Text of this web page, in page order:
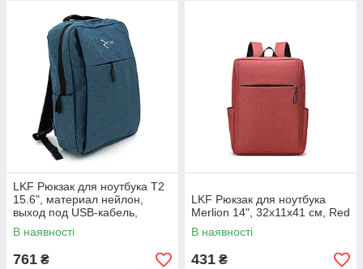
LKF Рюкзак для ноутбука T2
15.6", материал нейлон,
выход под USB-кабель,
синий, Q50
В наявності
761 ₴
LKF Рюкзак для ноутбука
Merlion 14", 32х11х41 см, Red
В наявності
431 ₴